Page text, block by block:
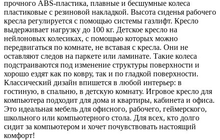
прочного ABS-пластика, плавные и бесшумные колеса
пластиковые с резиновой накладкой. Высота сиденья рабочего
кресла регулируется с помощью системы газлифт. Кресло
выдерживает нагрузку до 100 кг. Детское кресло на
нейлоновых колесиках, с помощью которых можно
передвигаться по комнате, не вставая с кресла. Они не
оставляют следов на паркете или ламинате. Такие колеса
подстраиваются под изменение структуры поверхности и
хорошо ездят как по ковру, так и по гладкой поверхности.
Классический дизайн впишется в любой интерьер: в
гостиную, в спальню, в детскую комнату. Игровое кресло для
компьютера подходит для дома и квартиры, кабинета и офиса.
Это идеальная мебель для офисного, рабочего, геймерского,
школьного или компьютерного стола. Для всех, кто долго
сидит за компьютером и хочет почувствовать настоящий
комфорт!